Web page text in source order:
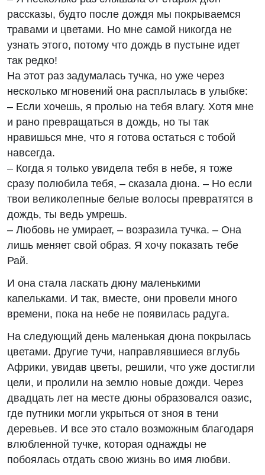
рассказы, будто после дождя мы покрываемся
травами и цветами. Но мне самой никогда не
узнать этого, потому что дождь в пустыне идет
так редко!
На этот раз задумалась тучка, но уже через
несколько мгновений она расплылась в улыбке:
– Если хочешь, я пролью на тебя влагу. Хотя мне
и рано превращаться в дождь, но ты так
нравишься мне, что я готова остаться с тобой
навсегда.
– Когда я только увидела тебя в небе, я тоже
сразу полюбила тебя, – сказала дюна. – Но если
твои великолепные белые волосы превратятся в
дождь, ты ведь умрешь.
– Любовь не умирает, – возразила тучка. – Она
лишь меняет свой образ. Я хочу показать тебе
Рай.
И она стала ласкать дюну маленькими
капельками. И так, вместе, они провели много
времени, пока на небе не появилась радуга.
На следующий день маленькая дюна покрылась
цветами. Другие тучи, направлявшиеся вглубь
Африки, увидав цветы, решили, что уже достигли
цели, и пролили на землю новые дожди. Через
двадцать лет на месте дюны образовался оазис,
где путники могли укрыться от зноя в тени
деревьев. И все это стало возможным благодаря
влюбленной тучке, которая однажды не
побоялась отдать свою жизнь во имя любви.